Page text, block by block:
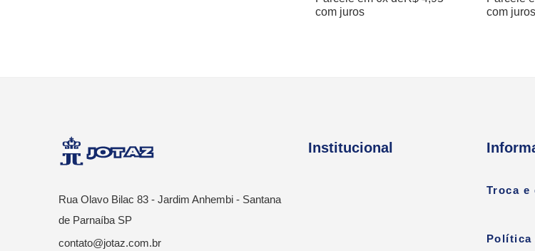
com juros
com juros
Rua Olavo Bilac 83 - Jardim Anhembi - Santana
de Parnaíba SP
contato@jotaz.com.br
Institucional
Troca e
Política